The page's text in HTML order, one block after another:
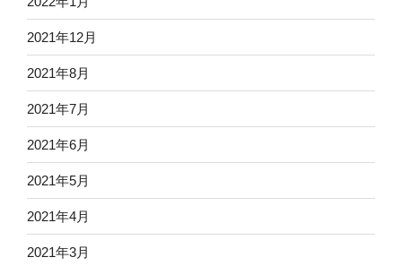
2021年12月
2021年8月
2021年7月
2021年6月
2021年5月
2021年4月
2021年3月